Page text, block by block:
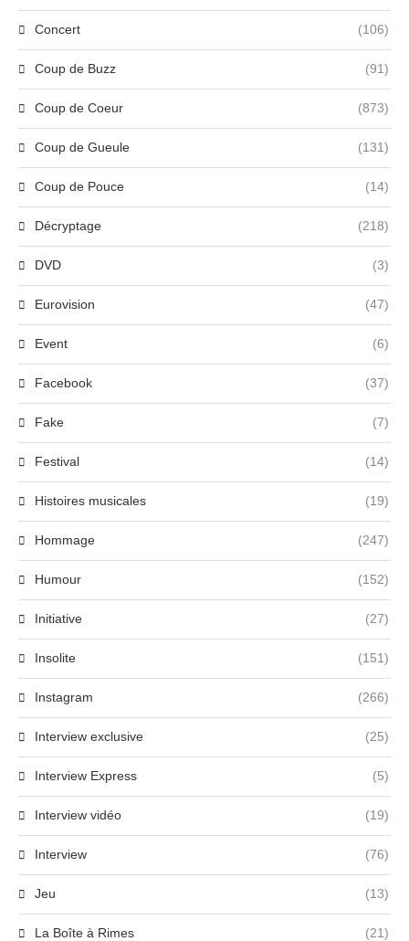
Concert (106)
Coup de Buzz (91)
Coup de Coeur (873)
Coup de Gueule (131)
Coup de Pouce (14)
Décryptage (218)
DVD (3)
Eurovision (47)
Event (6)
Facebook (37)
Fake (7)
Festival (14)
Histoires musicales (19)
Hommage (247)
Humour (152)
Initiative (27)
Insolite (151)
Instagram (266)
Interview exclusive (25)
Interview Express (5)
Interview vidéo (19)
Interview (76)
Jeu (13)
La Boîte à Rimes (21)